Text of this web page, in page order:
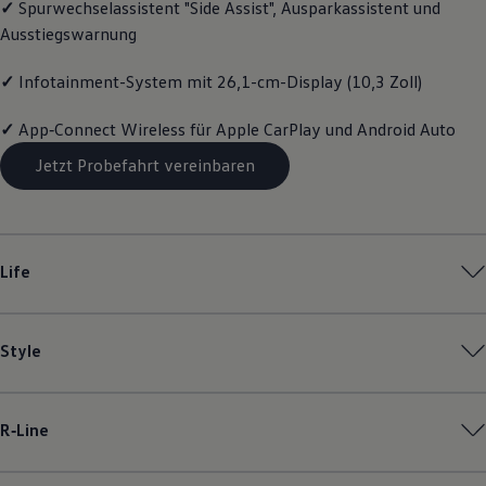
Magazin
Lifestyle
Familie
Elektromobilität
Pannen- und Unfallhilfe
Volkswagen Kundenbetreuung
✓ Spurwechselassistent "Side Assist", Ausparkassistent und
Ausstiegswarnung
✓ Infotainment-System mit 26,1-cm-Display (10,3 Zoll)
✓ App‑Connect Wireless für Apple CarPlay und Android Auto
Jetzt Probefahrt vereinbaren
Life
Style
R‑Line